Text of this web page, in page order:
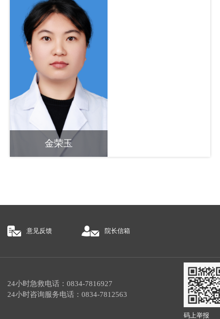
金荣玉
意见反馈 院长信箱
24小时急救电话：0834-7816927
24小时咨询服务电话：0834-7812563
码上举报